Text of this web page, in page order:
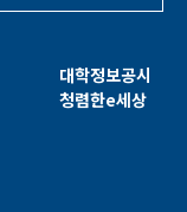
대학정보공시
청렴한e세상